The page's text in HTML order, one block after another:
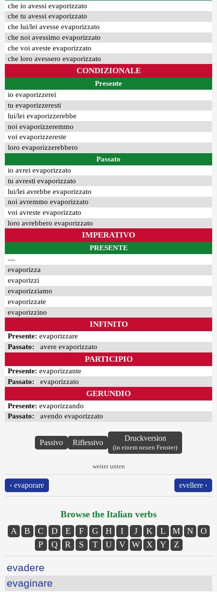
che io avessi evaporizzato
che tu avessi evaporizzato
che lui/lei avesse evaporizzato
che noi avessimo evaporizzato
che voi aveste evaporizzato
che loro avessero evaporizzato
CONDIZIONALE
Presente
io evaporizzerei
tu evaporizzeresti
lui/lei evaporizzerebbe
noi evaporizzeremmo
voi evaporizzereste
loro evaporizzerebbero
Passato
io avrei evaporizzato
tu avresti evaporizzato
lui/lei avrebbe evaporizzato
noi avremmo evaporizzato
voi avreste evaporizzato
loro avrebbero evaporizzato
IMPERATIVO
PRESENTE
—
evaporizza
evaporizzi
evaporizziamo
evaporizzate
evaporizzino
INFINITO
Presente: evaporizzare
Passato: avere evaporizzato
PARTICIPIO
Presente: evaporizzante
Passato: evaporizzato
GERUNDIO
Presente: evaporizzando
Passato: avendo evaporizzato
Passivo Riflessivo
Druckversion
(in einem neuen Fenster)
weiter unten
‹ evaporare evellere ›
Browse the Italian verbs
A B C D E F G H I J K L M N
O
P
Q R S T U V W X Y Z
evadere
evaginare